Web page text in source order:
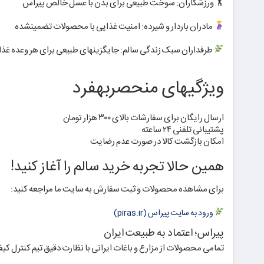
🏋️ ورزشکاران: سوخت طبیعی برای بدن با عسل خالص پیراس
مادران باردار و شیرده: امنیت غذایی با محصولات تضمینشده
طرفداران سبک زندگی سالم: جایگزینهای طبیعی برای هر وعده
ویژگیهای منحصربهفرد
ارسال رایگان برای سفارشات بالای ۳۰۰ هزار تومان
پشتیبانی تلفنی ۲۴ ساعته
امکان بازگشت کالا در صورت عدم رضایت
همین حالا تجربه خرید سالم را آغاز کنید!
برای مشاهده محصولات و ثبت سفارش به سایت ما مراجعه کنید:
ورود به سایت پیراس (piras.ir)
پیراس؛ اعتماد به طبیعت ایران
تمامی محصولات از مزارع و باغات ایرانی با نظارت دقیق تیم کنترل